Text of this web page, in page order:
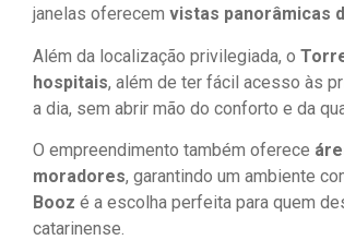
janelas oferecem vistas panorâmicas
Além da localização privilegiada, o
hospitais, além de ter fácil acesso às
a dia, sem abrir mão do conforto e da
O empreendimento também oferece
moradores, garantindo um ambiente
Booz é a escolha perfeita para quem
catarinense.